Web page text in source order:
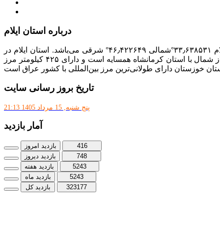
درباره استان ایلام
با مساحت ۲۰٬۱۳۳ کیلومتر مربع، بیست و دومین استان ایران از نظر وسعت به‌شمار می‌رود. مختصات جغرافیایی استان ایلام ۳۳٫۶۳۸۵۳۱°شمالی ۴۶٫۴۲۲۶۴۹° شرقی می‌باشد. استان ایلام در
جنوب غرب ایران در سلسله جبال زاگرس واقع است و از غرب با کشور عراق از جنوب با استان خوزستان، از شرق با استان لرستان و از شمال با استان کرمانشاه همسایه است و دارای ۴۲۵ کیلومتر مرز
خوزستان دارای طولانی‌ترین مرز بین‌المللی با کشور عراق است
تاریخ بروز رسانی سایت
پنج شنبه, 15 مرداد 1405 21:13
آمار بازدید
بازدید امروز
416
بازدید دیروز
748
بازدید هفته
5243
بازدید ماه
5243
بازدید کل
323177